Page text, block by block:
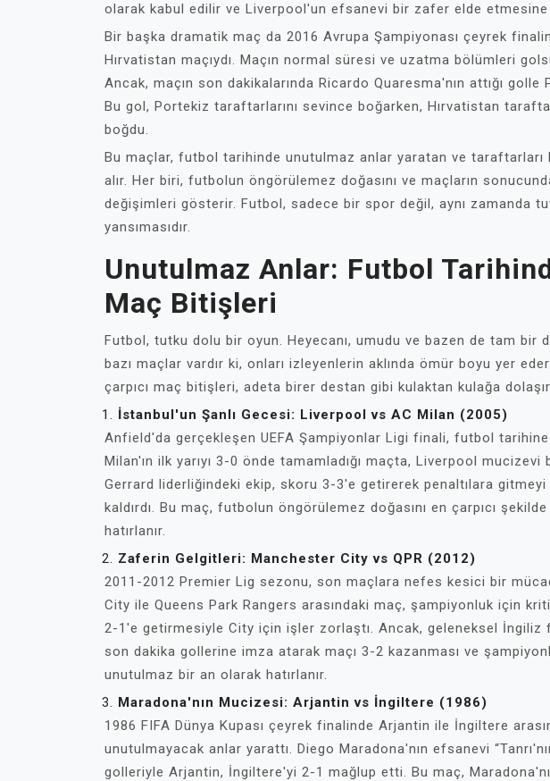
olarak kabul edilir ve Liverpool'un efsanevi bir zafer elde etmesine
Bir başka dramatik maç da 2016 Avrupa Şampiyonası çeyrek
Hırvatistan maçıydı. Maçın normal süresi ve uzatma bölümleri
Ancak, maçın son dakikalarında Ricardo Quaresma'nın attığı
Bu gol, Portekiz taraftarlarını sevince boğarken, Hırvatistan
boğdu.
Bu maçlar, futbol tarihinde unutulmaz anlar yaratan ve taraftarları
alır. Her biri, futbolun öngörülemez doğasını ve maçların
değişimleri gösterir. Futbol, sadece bir spor değil, aynı zamanda
yansımasıdır.
Unutulmaz Anlar: Futbol
Maç Bitişleri
Futbol, tutku dolu bir oyun. Heyecanı, umudu ve bazen de tam bir
bazı maçlar vardır ki, onları izleyenlerin aklında ömür boyu yer
çarpıcı maç bitişleri, adeta birer destan gibi kulaktan kulağa
İstanbul'un Şanlı Gecesi: Liverpool vs AC Milan (2005)
Anfield'da gerçekleşen UEFA Şampiyonlar Ligi finali, futbol tarihine
Milan'ın ilk yarıyı 3-0 önde tamamladığı maçta, Liverpool
Gerrard liderliğindeki ekip, skoru 3-3'e getirerek penaltılara gitmeyi
kaldırdı. Bu maç, futbolun öngörülemez doğasını en çarpıcı
hatırlanır.
Zaferin Gelgitleri: Manchester City vs QPR (2012)
2011-2012 Premier Lig sezonu, son maçlara nefes kesici bir
City ile Queens Park Rangers arasındaki maç, şampiyonluk için
2-1'e getirmesiyle City için işler zorlaştı. Ancak, geleneksel İngiliz
son dakika gollerine imza atarak maçı 3-2 kazanması ve
unutulmaz bir an olarak hatırlanır.
Maradona'nın Mucizesi: Arjantin vs İngiltere (1986)
1986 FIFA Dünya Kupası çeyrek finalinde Arjantin ile İngiltere
unutulmayacak anlar yarattı. Diego Maradona'nın efsanevi
golleriyle Arjantin, İngiltere'yi 2-1 mağlup etti. Bu maç,